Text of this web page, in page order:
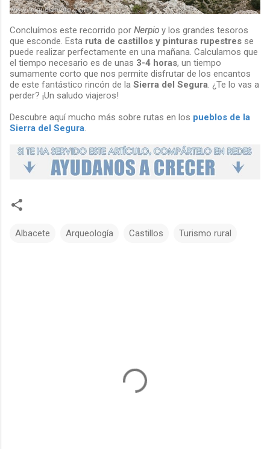
Concluímos este recorrido por Nerpio y los grandes tesoros
que esconde. Esta ruta de castillos y pinturas rupestres se
puede realizar perfectamente en una mañana. Calculamos que
el tiempo necesario es de unas 3-4 horas, un tiempo
sumamente corto que nos permite disfrutar de los encantos
de este fantástico rincón de la Sierra del Segura. ¿Te lo vas a
perder? ¡Un saludo viajeros!
Descubre aquí mucho más sobre rutas en los pueblos de la
Sierra del Segura.
Albacete Arqueología Castillos Turismo rural